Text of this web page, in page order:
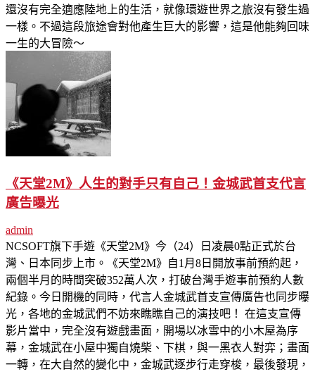
還沒有完全適應陸地上的生活，就像環遊世界之旅沒有發生過
一樣。不過這段旅途會對他產生巨大的影響，這是他能夠回味
一生的大冒險～
《天堂2M》人生的對手只有自己！金城武首支代言
廣告曝光
admin
NCSOFT旗下手遊《天堂2M》今（24）日凌晨0點正式於台
灣、日本同步上市。《天堂2M》自1月8日開放事前預約起，
兩個半月的時間突破352萬人次，打破台灣手遊事前預約人數
紀錄。今日開機的同時，代言人金城武首支宣傳廣告也同步曝
光，各地的金城武們不妨來瞧瞧自己的演技吧！ 在這支宣傳
影片當中，完全沒有遊戲畫面，開場以冰雪中的小木屋為序
幕，金城武在小屋中獨自燒柴、下棋，與一黑衣人對弈；畫面
一轉，在大自然的變化中，金城武逐步行走穿梭，最後發現，